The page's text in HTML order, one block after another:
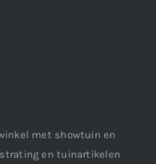
met showtuin en
en tuinartikelen